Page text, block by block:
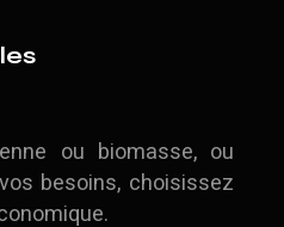
ou biomasse, ou
besoins, choisissez